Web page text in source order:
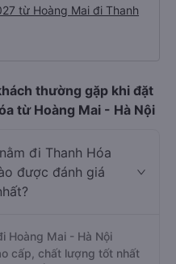
từ Hoàng Mai đi Thanh
thường gặp khi đặt
từ Hoàng Mai - Hà Nội
đi Thanh Hóa
được đánh giá
Hoàng Mai - Hà Nội
cấp, chất lượng tốt nhất